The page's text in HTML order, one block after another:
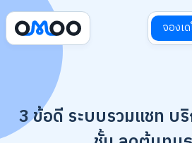
จองเด
3 ข้อดี ระบบรวมแชท บ